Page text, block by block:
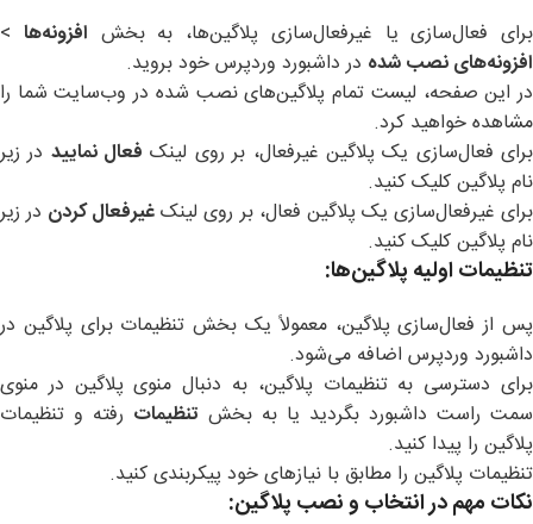
برای فعال‌سازی یا غیرفعال‌سازی پلاگین‌ها، به بخش افزونه‌ها >
افزونه‌های نصب شده در داشبورد وردپرس خود بروید.
در این صفحه، لیست تمام پلاگین‌های نصب شده در وب‌سایت شما را
مشاهده خواهید کرد.
برای فعال‌سازی یک پلاگین غیرفعال، بر روی لینک فعال نمایید در زیر
نام پلاگین کلیک کنید.
برای غیرفعال‌سازی یک پلاگین فعال، بر روی لینکغیرفعال کردن در زیر
نام پلاگین کلیک کنید.
تنظیمات اولیه پلاگین‌ها:
پس از فعال‌سازی پلاگین، معمولاً یک بخش تنظیمات برای پلاگین در
داشبورد وردپرس اضافه می‌شود.
برای دسترسی به تنظیمات پلاگین، به دنبال منوی پلاگین در منوی
سمت راست داشبورد بگردید یا به بخش تنظیمات رفته و تنظیمات
پلاگین را پیدا کنید.
تنظیمات پلاگین را مطابق با نیازهای خود پیکربندی کنید.
نکات مهم در انتخاب و نصب پلاگین: